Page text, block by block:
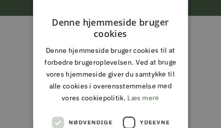
Gå
til
1
Gå
til
2
Gå
til
3
Gå
til
4
ALMAS PARK & FRITID
ALT I JAGT & OUTDOOR,
FISKERI, HAVE & PARK
Din partner i naturen, haven og
hverdagen
Denne hjemmeside bruger
cookies
Denne hjemmeside bruger cookies til at
forbedre brugeroplevelsen. Ved at bruge
vores hjemmeside giver du samtykke til
alle cookies i overensstemmelse med
vores cookiepolitik. Læs mere
NØDVENDIGE YDEEVNE